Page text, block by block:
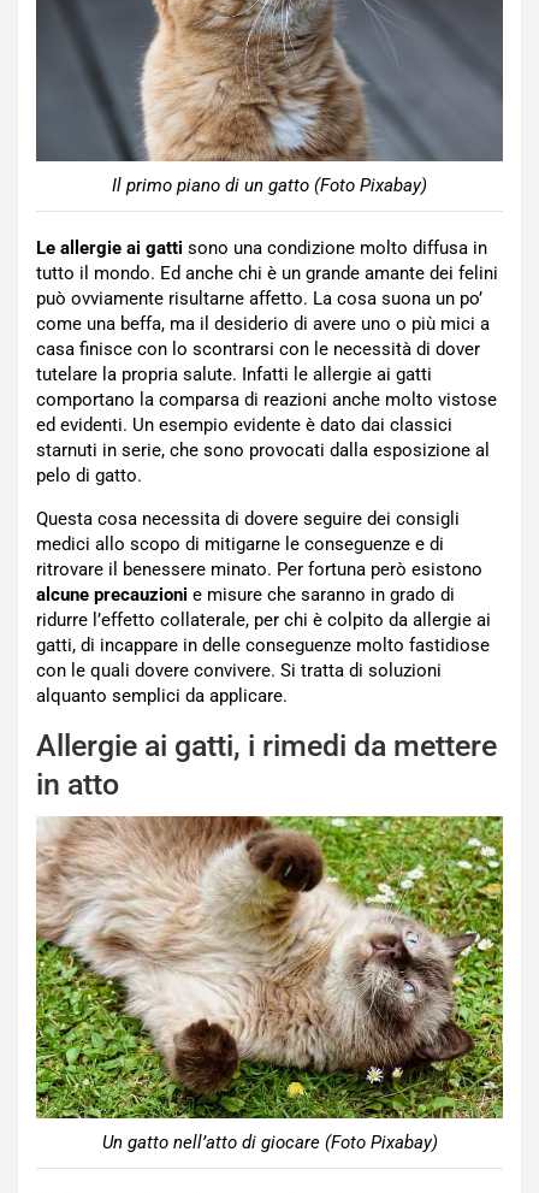
Il primo piano di un gatto (Foto Pixabay)
Le allergie ai gatti sono una condizione molto diffusa in
tutto il mondo. Ed anche chi è un grande amante dei felini
può ovviamente risultarne affetto. La cosa suona un po’
come una beffa, ma il desiderio di avere uno o più mici a
casa finisce con lo scontrarsi con le necessità di dover
tutelare la propria salute. Infatti le allergie ai gatti
comportano la comparsa di reazioni anche molto vistose
ed evidenti. Un esempio evidente è dato dai classici
starnuti in serie, che sono provocati dalla esposizione al
pelo di gatto.
Questa cosa necessita di dovere seguire dei consigli
medici allo scopo di mitigarne le conseguenze e di
ritrovare il benessere minato. Per fortuna però esistono
alcune precauzioni e misure che saranno in grado di
ridurre l’effetto collaterale, per chi è colpito da allergie ai
gatti, di incappare in delle conseguenze molto fastidiose
con le quali dovere convivere. Si tratta di soluzioni
alquanto semplici da applicare.
Allergie ai gatti, i rimedi da mettere
in atto
Un gatto nell’atto di giocare (Foto Pixabay)